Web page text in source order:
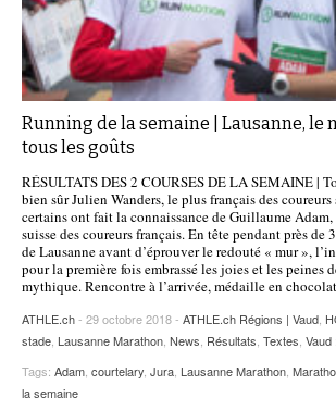
Running de la semaine | Lausanne, le
tous les goûts
RÉSULTATS DES 2 COURSES DE LA SEMAINE |
bien sûr Julien Wanders, le plus français des coureurs
certains ont fait la connaissance de Guillaume
suisse des coureurs français. En tête pendant près de
de Lausanne avant d’éprouver le redouté « mur »,
pour la première fois embrassé les joies et les peines
mythique. Rencontre à l’arrivée, médaille en
ATHLE.ch- 29 octobre 2018 - ATHLE.ch Régions | Vaud
stade Lausanne Marathon News Résultats Textes
Tags: Adam courtelary Jura Lausanne Marathon
la semaine